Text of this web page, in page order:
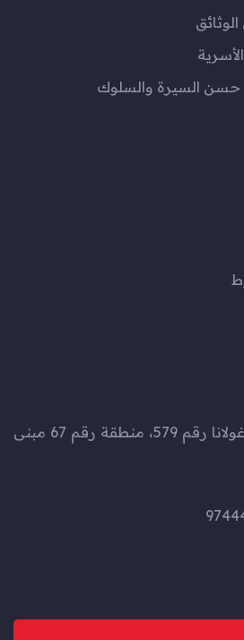
حسن السيرة والسلوك
حزم المرخية، شارع بوغولانا رقم 579، منطقة رقم 67 مبنى